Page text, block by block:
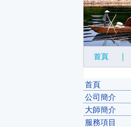
首頁
首頁
公司簡介
大師簡介
服務項目